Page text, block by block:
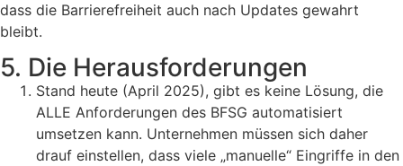
dass die Barrierefreiheit auch nach Updates gewahrt
bleibt.
5. Die Herausforderungen
Stand heute (April 2025), gibt es keine Lösung, die
ALLE Anforderungen des BFSG automatisiert
umsetzen kann. Unternehmen müssen sich daher
drauf einstellen, dass viele „manuelle“ Eingriffe in den